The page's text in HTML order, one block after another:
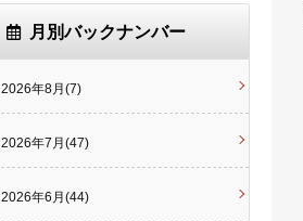
月別バックナンバー
2026年8月(7)
2026年7月(47)
2026年6月(44)